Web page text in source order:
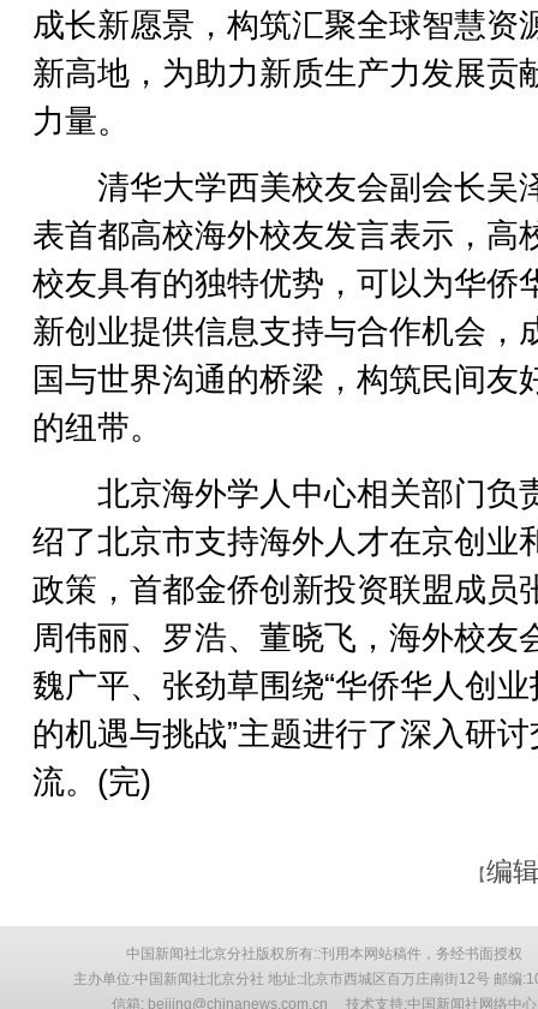
成长新愿景，构筑汇聚全球智慧资
新高地，为助力新质生产力发展贡
力量。
清华大学西美校友会副会长吴
表首都高校海外校友发言表示，高
校友具有的独特优势，可以为华侨
新创业提供信息支持与合作机会，
国与世界沟通的桥梁，构筑民间友
的纽带。
北京海外学人中心相关部门负
绍了北京市支持海外人才在京创业
政策，首都金侨创新投资联盟成员
周伟丽、罗浩、董晓飞，海外校友
魏广平、张劲草围绕“华侨华人创
的机遇与挑战”主题进行了深入研讨
流。(完)
【编
中国新闻社北京分社版权所有::刊用本网站稿件，务经书面授权
主办单位:中国新闻社北京分社 地址:北京市西城区百万庄南街12号 邮编
信箱: beijing@chinanews.com.cn 技术支持:中国新闻社网络中心